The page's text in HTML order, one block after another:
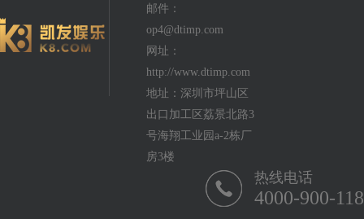
邮件：
op4@dtimp.com
网址：
http://www.dtimp.com
地址：深圳市坪山区
出口加工区荔景北路3
号海翔工业园a-2栋厂
房3楼
热线电话
4000-900-118